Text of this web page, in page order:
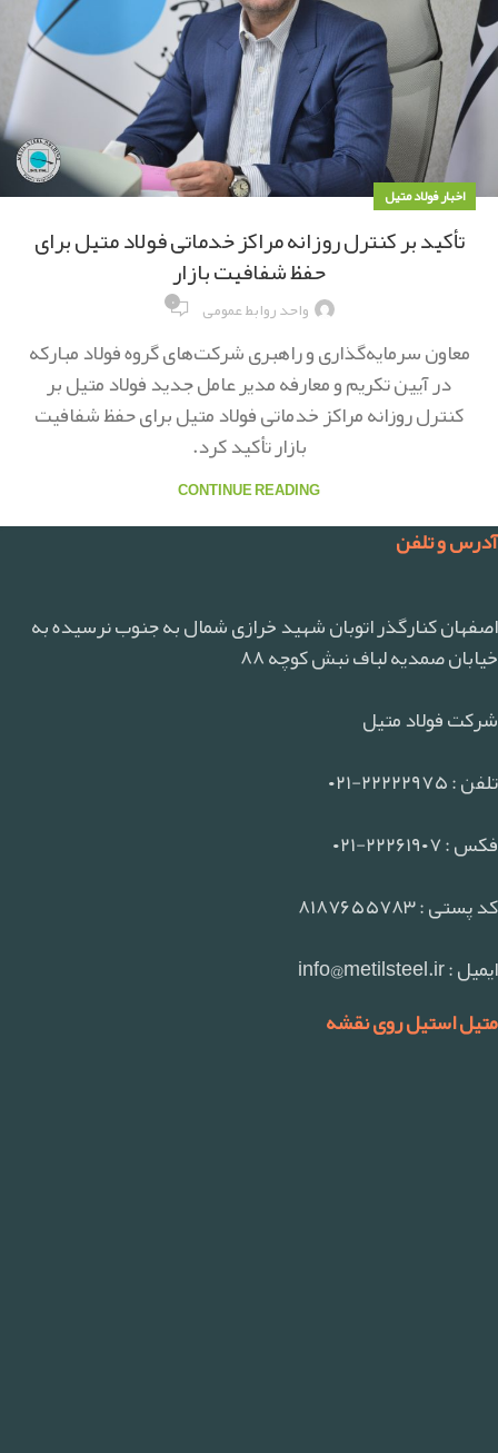
اخبار فولاد متیل
تأکید بر کنترل روزانه مراکز خدماتی فولاد متیل برای
حفظ شفافیت بازار
واحد روابط عمومی ۰
معاون سرمایه‌گذاری و راهبری شرکت‌های گروه فولاد مبارکه
در آیین تکریم و معارفه مدیر عامل جدید فولاد متیل بر
کنترل روزانه مراکز خدماتی فولاد متیل برای حفظ شفافیت
بازار تأکید کرد.
CONTINUE READING
آدرس و تلفن
اصفهان کنارگذر اتوبان شهید خرازی شمال به جنوب نرسیده به
خیابان صمدیه لباف نبش کوچه ۸۸
شرکت فولاد متیل
تلفن : ۲۲۲۲۲۹۷۵-۰۲۱
فکس : ۲۲۲۶۱۹۰۷-۰۲۱
کد پستی : ۸۱۸۷۶۵۵۷۸۳
ایمیل : info@metilsteel.ir
متیل استیل روی نقشه